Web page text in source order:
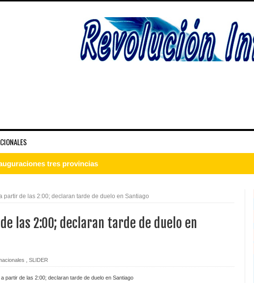
tres provincias
y primera dama, dejó abiertos los XXV Juegos
duros golpes por parte de EEUU en menos de una semana
partir de las 2:00; declaran tarde de duelo en Santiago
las 2:00; declaran tarde de duelo en
SLIDER